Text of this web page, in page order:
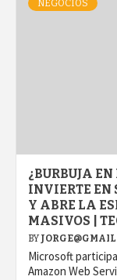
NEGOCIOS
¿BURBUJA
INVIERTE EN
Y ABRE LA
MASIVOS |
BY
Microsoft
Amazon Web